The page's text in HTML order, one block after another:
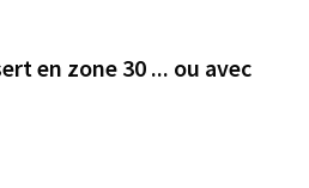
en zone 30 ... ou avec